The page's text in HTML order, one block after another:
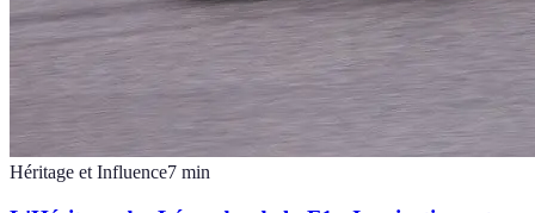
Héritage et Influence7 min